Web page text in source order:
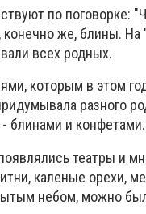
по поговорке:
конечно же, блины.
всех родных.
которым в этом
разного
блинами и конфетами.
театры и
каленые орехи,
небом, можно